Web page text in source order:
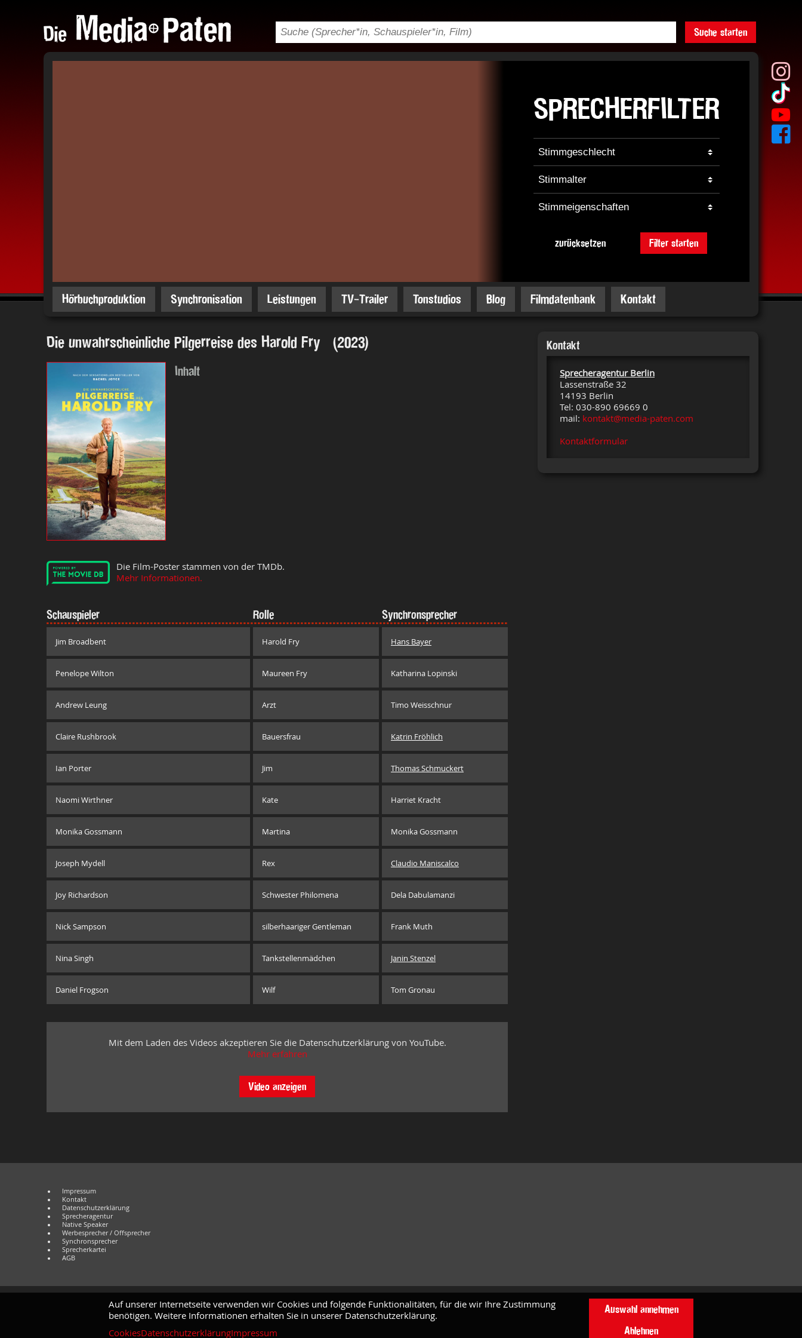
Suche starten
SPRECHERFILTER
zurücksetzen Filter starten
Hörbuchproduktion Synchronisation Leistungen TV-Trailer Tonstudios Blog Filmdatenbank Kontakt
Die unwahrscheinliche Pilgerreise des Harold Fry (2023)
Inhalt
Die Film-Poster stammen von der TMDb.
Mehr Informationen.
Schauspieler Rolle Synchronsprecher
Jim Broadbent Harold Fry Hans Bayer
Penelope Wilton Maureen Fry Katharina Lopinski
Andrew Leung Arzt Timo Weisschnur
Claire Rushbrook Bauersfrau Katrin Fröhlich
Ian Porter Jim Thomas Schmuckert
Naomi Wirthner Kate Harriet Kracht
Monika Gossmann Martina Monika Gossmann
Joseph Mydell Rex Claudio Maniscalco
Joy Richardson Schwester Philomena Dela Dabulamanzi
Nick Sampson silberhaariger Gentleman Frank Muth
Nina Singh Tankstellenmädchen Janin Stenzel
Daniel Frogson Wilf Tom Gronau
Mit dem Laden des Videos akzeptieren Sie die Datenschutzerklärung von YouTube.
Mehr erfahren
Video anzeigen
Kontakt
Sprecheragentur Berlin
Lassenstraße 32
14193 Berlin
Tel: 030-890 69669 0
mail: kontakt@media-paten.com
Kontaktformular
Impressum
Kontakt
Datenschutzerklärung
Sprecheragentur
Native Speaker
Werbesprecher / Offsprecher
Synchronsprecher
Sprecherkartei
AGB
Auf unserer Internetseite verwenden wir Cookies und folgende Funktionalitäten, für die wir Ihre Zustimmung
benötigen. Weitere Informationen erhalten Sie in unserer Datenschutzerklärung.
CookiesDatenschutzerklärungImpressum
Auswahl annehmen
Ablehnen